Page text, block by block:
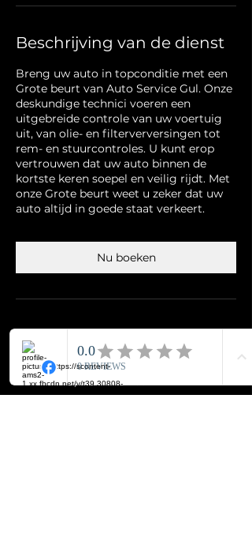
Beschrijving van de dienst
Breng uw auto in topconditie met een
Grote beurt van Auto Service Gul. Onze
deskundige technici voeren een
uitgebreide controle van uw voertuig
uit, van olie- en filterverversingen tot
rem- en stuurcontroles. U kunt erop
vertrouwen dat uw auto binnen de
kortste keren soepel en veilig rijdt. Met
onze Grote beurt weet u zeker dat uw
auto altijd in goede staat verkeert.
Nu boeken
Contactgegevens
Autoservice Gul, Alblasstraat,
Eindhoven, Netherlands